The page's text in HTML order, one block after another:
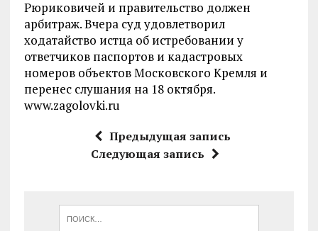
Рюриковичей и правительство должен
арбитраж. Вчера суд удовлетворил
ходатайство истца об истребовании у
ответчиков паспортов и кадастровых
номеров объектов Московского Кремля и
перенес слушания на 18 октября.
www.zagolovki.ru
Предыдущая запись
Следующая запись